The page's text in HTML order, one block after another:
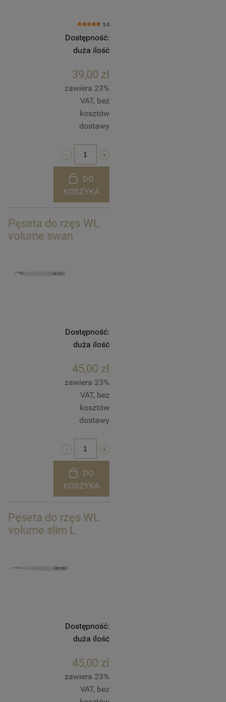
5.0
Dostępność:
duża ilość
39,00 zł
zawiera 23%
VAT, bez
kosztów
dostawy
DO
KOSZYKA
Pęseta do rzęs WL
volume swan
Dostępność:
duża ilość
45,00 zł
zawiera 23%
VAT, bez
kosztów
dostawy
DO
KOSZYKA
Pęseta do rzęs WL
volume slim L
Dostępność:
duża ilość
45,00 zł
zawiera 23%
VAT, bez